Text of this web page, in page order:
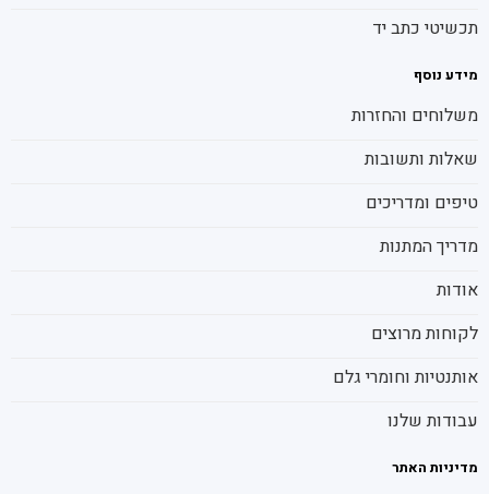
תכשיטי כתב יד
מידע נוסף
משלוחים והחזרות
שאלות ותשובות
טיפים ומדריכים
מדריך המתנות
אודות
לקוחות מרוצים
אותנטיות וחומרי גלם
עבודות שלנו
מדיניות האתר